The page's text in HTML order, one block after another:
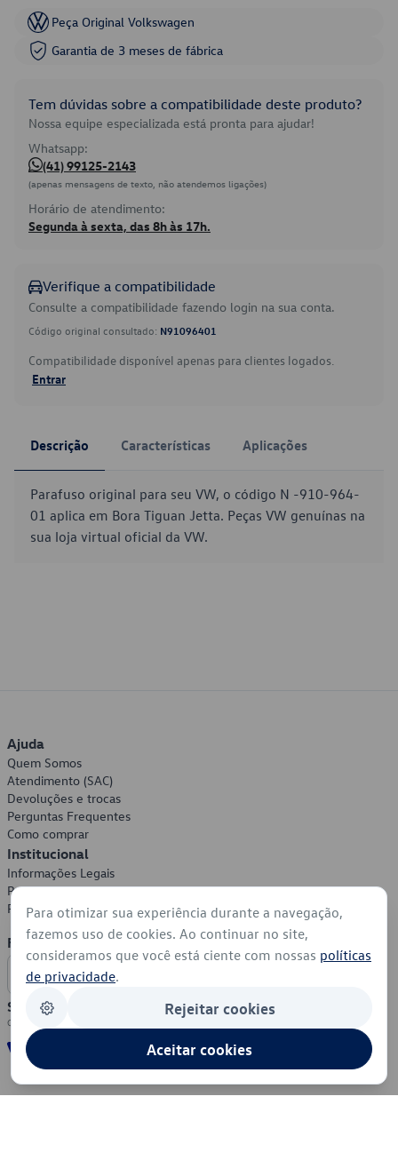
Peça Original Volkswagen
Garantia de 3 meses de fábrica
Tem dúvidas sobre a compatibilidade deste produto?
Nossa equipe especializada está pronta para ajudar!
Whatsapp:
(41) 99125-2143
(apenas mensagens de texto, não atendemos ligações)
Horário de atendimento:
Segunda à sexta, das 8h às 17h.
Verifique a compatibilidade
Consulte a compatibilidade fazendo login na sua conta.
Código original consultado: N91096401
Compatibilidade disponível apenas para clientes logados.
Entrar
Descrição Características Aplicações
Parafuso original para seu VW, o código N -910-964-
01 aplica em Bora Tiguan Jetta. Peças VW genuínas na
sua loja virtual oficial da VW.
Ajuda
Quem Somos
Atendimento (SAC)
Devoluções e trocas
Perguntas Frequentes
Como comprar
Institucional
Informações Legais
Política de Privacidade
Política de Cookies
Formas de Pagamento
Segurança
Para otimizar sua experiência durante a navegação,
fazemos uso de cookies. Ao continuar no site,
consideramos que você está ciente com nossas políticas
de privacidade.
Rejeitar cookies
Aceitar cookies